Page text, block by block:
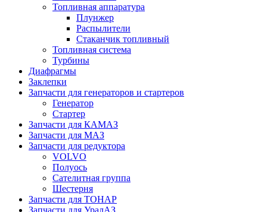
Топливная аппаратура
Плунжер
Распылители
Стаканчик топливный
Топливная система
Турбины
Диафрагмы
Заклепки
Запчасти для генераторов и стартеров
Генератор
Стартер
Запчасти для КАМАЗ
Запчасти для МАЗ
Запчасти для редуктора
VOLVO
Полуось
Сателитная группа
Шестерня
Запчасти для ТОНАР
Запчасти для УралАЗ